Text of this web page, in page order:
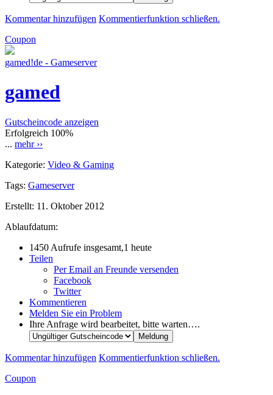
Kommentar hinzufügen Kommentierfunktion schließen.
Coupon
gamed!de - Gameserver
gamed
Gutscheincode anzeigen
Erfolgreich 100%
... mehr ››
Kategorie: Video & Gaming
Tags: Gameserver
Erstellt: 11. Oktober 2012
Ablaufdatum:
1450 Aufrufe insgesamt,1 heute
Teilen
Per Email an Freunde versenden
Facebook
Twitter
Kommentieren
Melden Sie ein Problem
Ihre Anfrage wird bearbeitet, bitte warten….
Kommentar hinzufügen Kommentierfunktion schließen.
Coupon